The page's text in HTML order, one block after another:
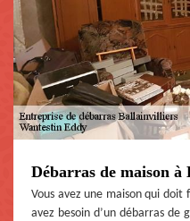
Débarras de maison
Vous avez une maison qui doit
avez besoin d’un débarras de